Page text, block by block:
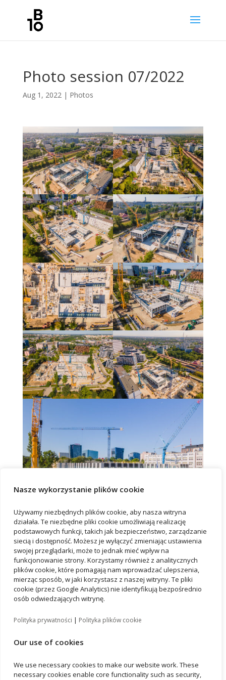
Nasze wykorzystanie plików cookie
Używamy niezbędnych plików cookie, aby nasza witryna
działała. Te niezbędne pliki cookie umożliwiają realizację
podstawowych funkcji, takich jak bezpieczeństwo, zarządzanie
siecią i dostępność. Możesz je wyłączyć zmieniając ustawienia
swojej przeglądarki, może to jednak mieć wpływ na
funkcjonowanie strony. Korzystamy również z analitycznych
plików cookie, które pomagają nam wprowadzać ulepszenia,
mierząc sposób, w jaki korzystasz z naszej witryny. Te pliki
cookie (przez Google Analytics) nie identyfikują bezpośrednio
osób odwiedzających witrynę.
Polityka prywatności | Polityka plików cookie
Our use of cookies
We use necessary cookies to make our website work. These
necessary cookies enable core functionality such as security,
Photo session 07/2022
Aug 1, 2022| Photos
Recent Posts
New tenant has opened an office in Wrocław’s B10
WELL Certification for Vastint’s newest office building
in Wrocław
KRUK is moving to the B10 project
Element Hotel Wrocław Achieves LEED Gold
Certification